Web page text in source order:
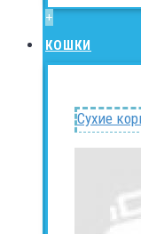
+
КОШКИ
Сухие